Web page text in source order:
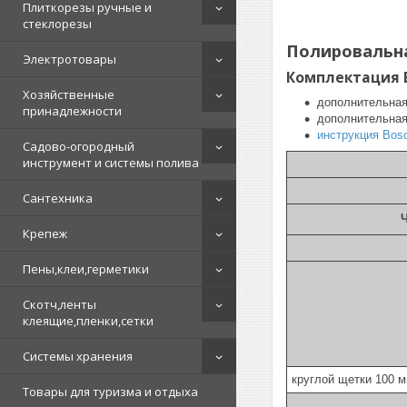
Плиткорезы ручные и
стеклорезы
Электротовары
Хозяйственные
принадлежности
Садово-огородный
инструмент и системы полива
Сантехника
Крепеж
Пены,клеи,герметики
Скотч,ленты
клеящие,пленки,сетки
Системы хранения
Товары для туризма и отдыха
Комплектация
инструкция
круглой щетки 100